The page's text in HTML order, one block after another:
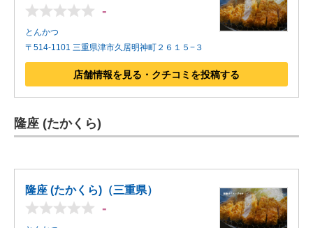
-
とんかつ
〒514-1101 三重県津市久居明神町２６１５−３
店舗情報を見る・クチコミを投稿する
隆座 (たかくら)
隆座 (たかくら)（三重県）
-